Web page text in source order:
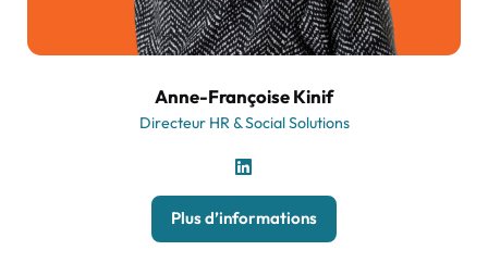
Anne-Françoise Kinif
Directeur HR & Social Solutions
Plus d’informations